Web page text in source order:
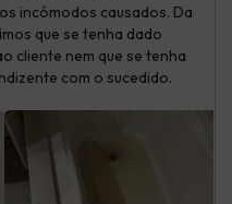
incómodos causados. Da
que se tenha dado
cliente nem que se tenha
com o sucedido.